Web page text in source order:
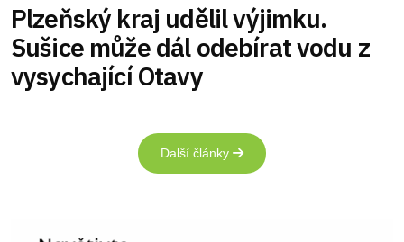
Plzeňský kraj udělil výjimku.
Sušice může dál odebírat vodu z
vysychající Otavy
Další články